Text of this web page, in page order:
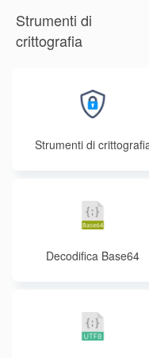
Strumenti di
crittografia
Strumenti di
Decodifica Base64